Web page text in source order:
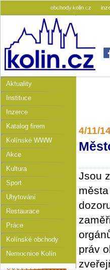
obchody.kolin.cz
Aktuality
Instituce
Inzerce
Katalog firem
Kolínské WWW
Akce
Kultura
Sport
Ubytování
Restaurace
Práce
Kolínské obchody
Nemocnice Kolín
4/11/
Jsou
práv